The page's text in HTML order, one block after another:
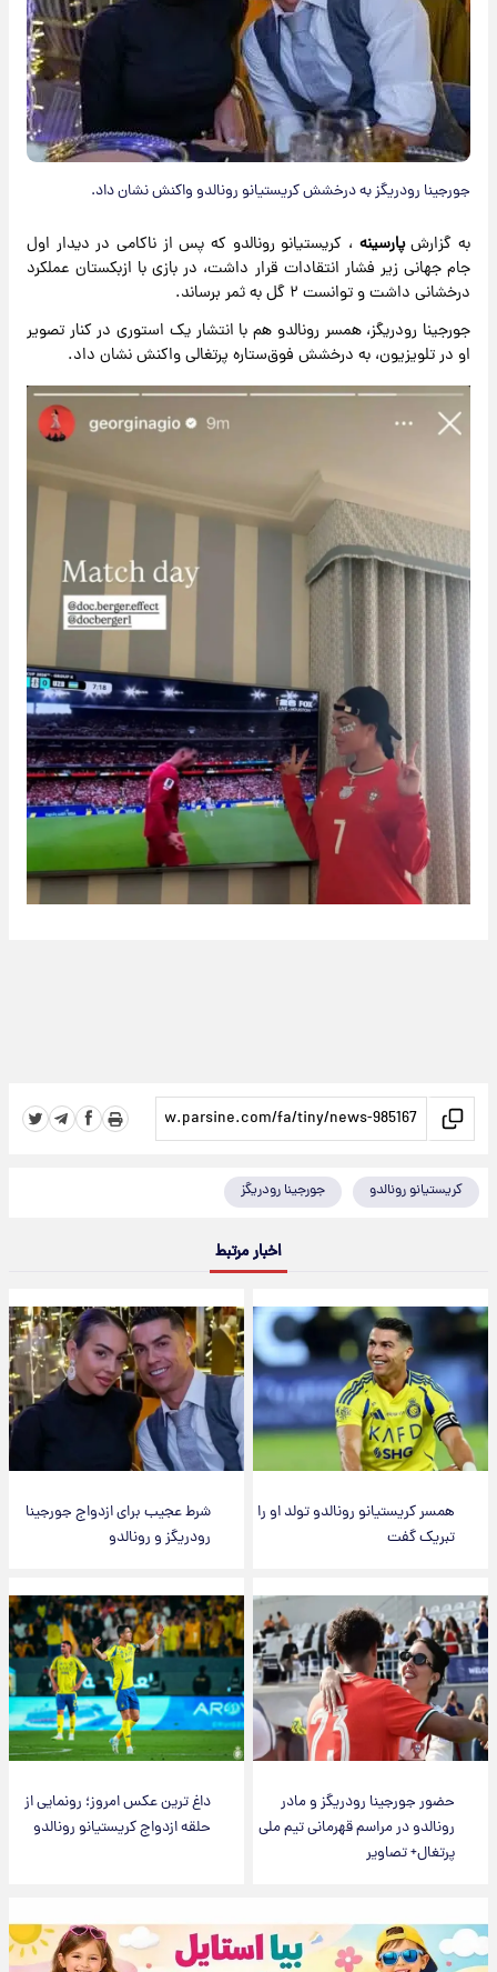
جورجینا رودریگز به درخشش کریستیانو رونالدو واکنش نشان داد.
به گزارشپارسینه، کریستیانو رونالدو که پس از ناکامی در دیدار اول
جام جهانی زیر فشار انتقادات قرار داشت، در بازی با ازبکستان عملکرد
درخشانی داشت و توانست ۲ گل به ثمر برساند.
جورجینا رودریگز، همسر رونالدو هم با انتشار یک استوری در کنار تصویر
او در تلویزیون، به درخشش فوق‌ستاره پرتغالی واکنش نشان داد.
کریستیانو رونالدو جورجینا رودریگز
اخبار مرتبط
همسر کریستیانو رونالدو تولد او را
تبریک گفت
شرط عجیب برای ازدواج جورجینا
رودریگز و رونالدو
حضور جورجینا رودریگز و مادر
رونالدو در مراسم قهرمانی تیم ملی
پرتغال+ تصاویر
داغ ترین عکس امروز؛ رونمایی از
حلقه ازدواج کریستیانو رونالدو